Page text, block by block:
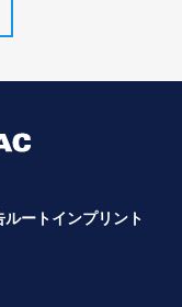
ルートインプリント